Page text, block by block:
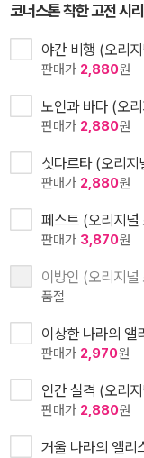
코너스톤 착한 고전 시
야간 비행 (오리
판매가 2,880원
노인과 바다 (오
판매가 2,880원
싯다르타 (오리지
판매가 2,880원
페스트 (오리지널
판매가 3,870원
이방인 (오리지널
품절
이상한 나라의 앨
판매가 2,970원
인간 실격 (오리
판매가 2,880원
거울 나라의 앨리